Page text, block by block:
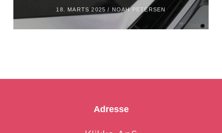
18. MARTS 2025 / NOAH PETERSEN
Adresse